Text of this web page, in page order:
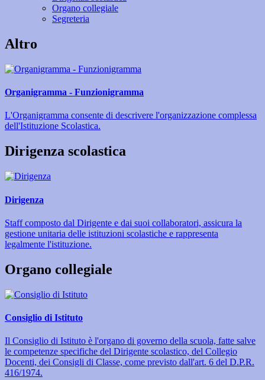
Organo collegiale
Segreteria
Altro
Organigramma - Funzionigramma
L'Organigramma consente di descrivere l'organizzazione complessa
dell'Istituzione Scolastica.
Dirigenza scolastica
Dirigenza
Staff composto dal Dirigente e dai suoi collaboratori, assicura la
gestione unitaria delle istituzioni scolastiche e rappresenta
legalmente l'istituzione.
Organo collegiale
Consiglio di Istituto
Il Consiglio di Istituto è l'organo di governo della scuola, fatte salve
le competenze specifiche del Dirigente scolastico, del Collegio
Docenti, dei Consigli di Classe, come previsto dall'art. 6 del D.P.R.
416/1974.